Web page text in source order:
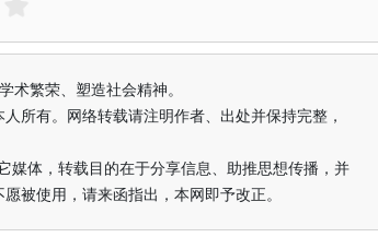
繁荣、塑造社会精神。
所有。网络转载请注明作者、出处并保持完整，
媒体，转载目的在于分享信息、助推思想传播，并
被使用，请来函指出，本网即予改正。